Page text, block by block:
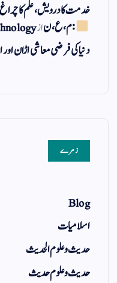
خدمت کا درویش، علم کا
: م ، ع ، ناز
دنیا کی فرضی معاشی اڑان اور
زمرے
Blog
اسلامیات
حدیث و علوم الحدیث
حدیث و علوم حدیث